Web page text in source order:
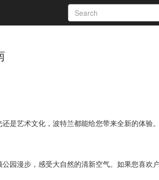
是艺术文化，波特兰都能给您带来全新的体验
园漫步，感受大自然的清新空气。如果您喜欢